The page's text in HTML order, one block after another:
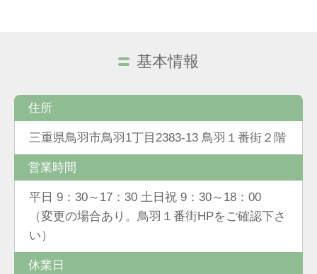
基本情報
住所
三重県鳥羽市鳥羽1丁目2383-13 鳥羽１番街２階
営業時間
平日 9：30～17：30 土日祝 9：30～18：00
（変更の場合あり。鳥羽１番街HPをご確認下さ
い）
休業日